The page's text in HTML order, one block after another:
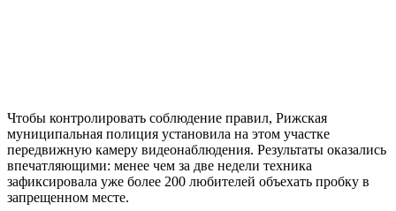
Чтобы контролировать соблюдение правил, Рижская
муниципальная полиция установила на этом участке
передвижную камеру видеонаблюдения. Результаты оказались
впечатляющими: менее чем за две недели техника
зафиксировала уже более 200 любителей объехать пробку в
запрещенном месте.